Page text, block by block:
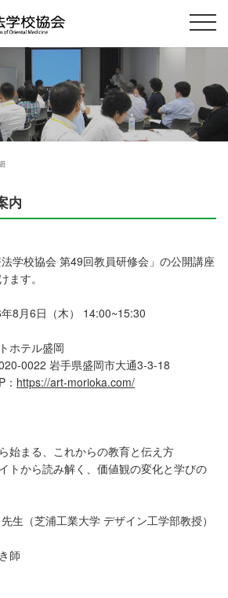
内
法学校協会 第49回教員研修会」の公開講座
ます。
8月6日（木） 14:00~15:30
テル盛岡
手県盛岡市大通3-3-18
https://art-morioka.com/
、これからの教育と伝え方
ら読み解く、価値観の変化と学びの
（芝浦工業大学 デザイン工学部教授）
師